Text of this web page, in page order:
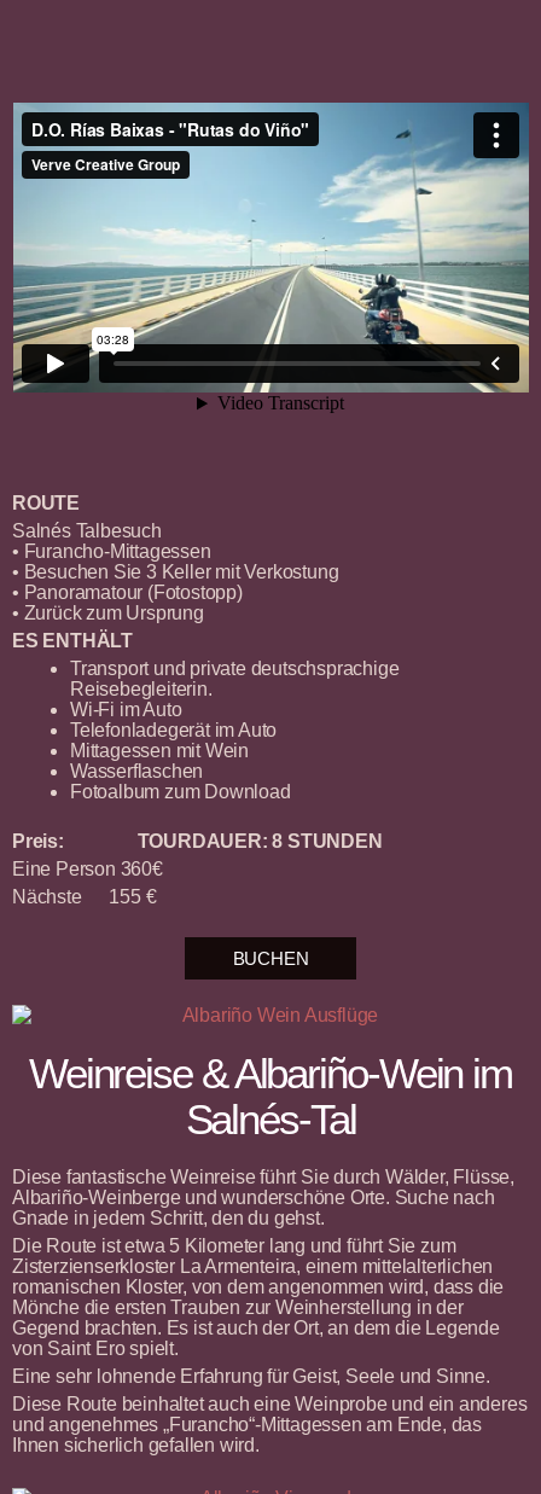
ROUTE
Salnés Talbesuch
• Furancho-Mittagessen
• Besuchen Sie 3 Keller mit Verkostung
• Panoramatour (Fotostopp)
• Zurück zum Ursprung
ES ENTHÄLT
Transport und private deutschsprachige
Reisebegleiterin.
Wi-Fi im Auto
Telefonladegerät im Auto
Mittagessen mit Wein
Wasserflaschen
Fotoalbum zum Download
Preis: TOURDAUER: 8 STUNDEN
Eine Person 360€
Nächste 155 €
BUCHEN
Weinreise & Albariño-Wein im
Salnés-Tal
Diese fantastische Weinreise führt Sie durch Wälder, Flüsse,
Albariño-Weinberge und wunderschöne Orte. Suche nach
Gnade in jedem Schritt, den du gehst.
Die Route ist etwa 5 Kilometer lang und führt Sie zum
Zisterzienserkloster La Armenteira, einem mittelalterlichen
romanischen Kloster, von dem angenommen wird, dass die
Mönche die ersten Trauben zur Weinherstellung in der
Gegend brachten. Es ist auch der Ort, an dem die Legende
von Saint Ero spielt.
Eine sehr lohnende Erfahrung für Geist, Seele und Sinne.
Diese Route beinhaltet auch eine Weinprobe und ein anderes
und angenehmes „Furancho“-Mittagessen am Ende, das
Ihnen sicherlich gefallen wird.